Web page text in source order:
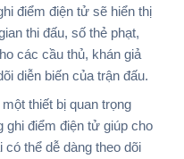
điểm điện tử sẽ hiển thị
thi đấu, số thẻ phạt,
các cầu thủ, khán giả
diễn biến của trận đấu.
thiết bị quan trọng
ghi điểm điện tử giúp cho
thể dễ dàng theo dõi